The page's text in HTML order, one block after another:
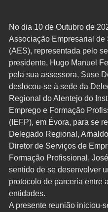
No dia 10 de Outubro de
Associação Empresarial de
(AES), representada pelo
presidente, Hugo Manuel
pela sua assessora, Suse
deslocou-se à sede da
Regional do Alentejo do
Emprego e Formação
(IEFP), em Évora, para se
Delegado Regional,
Diretor de Serviços de
Formação Profissional,
sentido de se desenvolver
protocolo de parceria entre
entidades.
A presente reunião iniciou-